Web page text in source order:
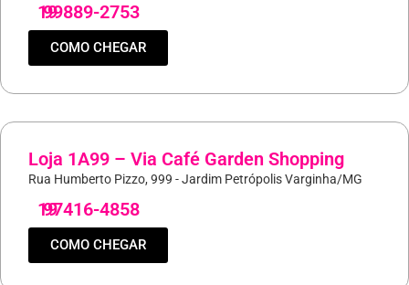
19
99889-2753
COMO CHEGAR
Loja 1A99 – Via Café Garden Shopping
Rua Humberto Pizzo, 999 - Jardim Petrópolis Varginha/MG
19
97416-4858
COMO CHEGAR